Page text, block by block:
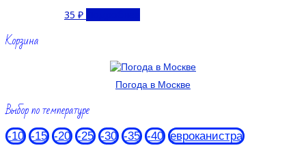
35 ₽
Корзина
Погода в Москве
Выбор по температуре
-10 -15 -20 -25 -30 -35 -40 евроканистра